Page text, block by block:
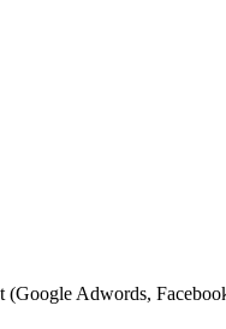
(Google Adwords,